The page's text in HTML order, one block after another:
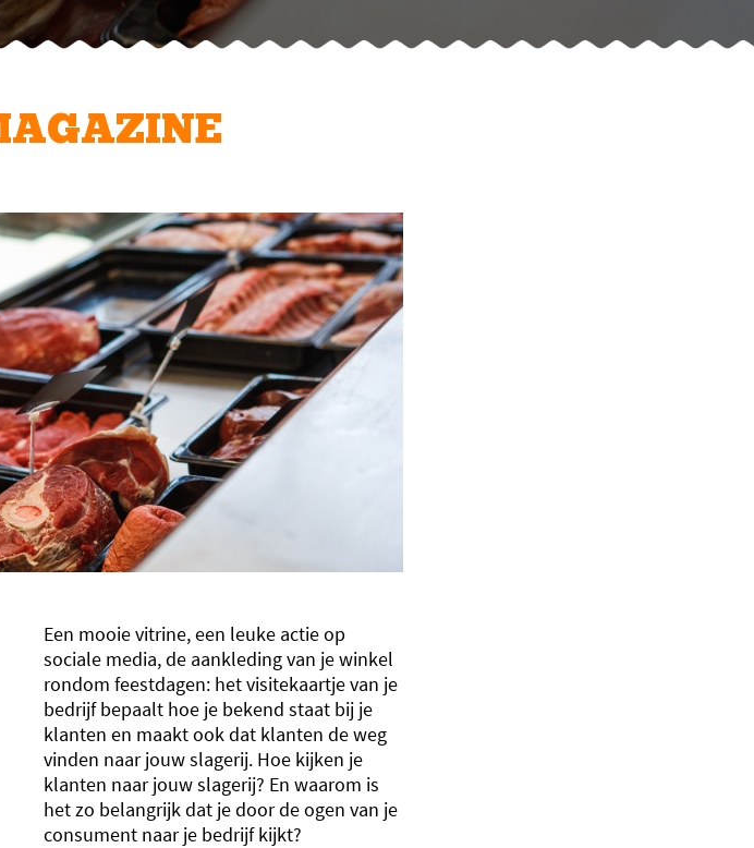
Een mooie vitrine, een leuke actie op
sociale media, de aankleding van je winkel
rondom feestdagen: het visitekaartje van je
bedrijf bepaalt hoe je bekend staat bij je
klanten en maakt ook dat klanten de weg
vinden naar jouw slagerij. Hoe kijken je
klanten naar jouw slagerij? En waarom is
het zo belangrijk dat je door de ogen van je
consument naar je bedrijf kijkt?